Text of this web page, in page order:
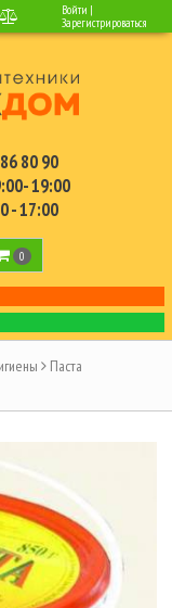
Войти |
Зарегистрироваться
80 90
19:00
- 17:00
0
Паста